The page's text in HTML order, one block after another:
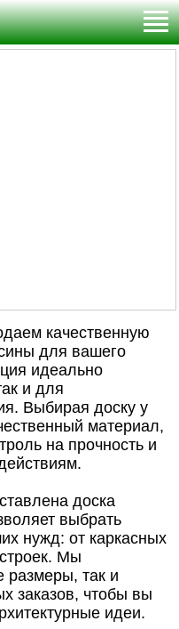
качественную
для вашего
идеально
и для
Выбирая доску у
материал,
на прочность и
доска
выбрать
нужд: от каркасных
Мы
размеры, так и
заказов, чтобы вы
идеи.